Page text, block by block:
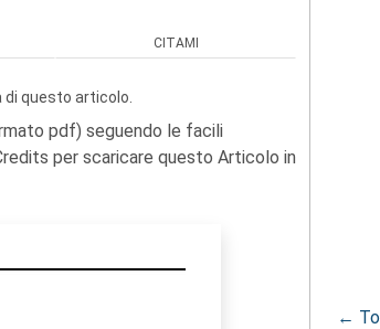
CITAMI
questo articolo.
pdf) seguendo le facili
per scaricare questo Articolo in
←